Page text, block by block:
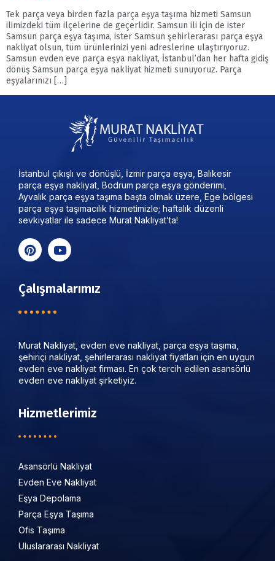
Tek parça veya birden fazla parça eşya taşıma hizmeti Samsun
ilimizdeki tüm ilçelerine de geçerlidir. Samsun ili için de ister
Samsun parça eşya taşıma, ister Samsun şehirlerarası parça eşya
nakliyat olsun, tüm ürünlerinizi yeni adreslerine ulaştırıyoruz.
Samsun evden eve parça eşya nakliyat, İstanbul’dan her hafta gidiş
dönüş Samsun parça eşya nakliyat hizmeti sunuyoruz. Parça
eşyalarınızı […]
İstanbul çıkışlı ve dönüşlü, İzmir parça eşya, Balıkesir
parça eşya nakliyat, Bodrum parça eşya gönderimi,
Ayvalık parça eşya taşıma başta olmak üzere, Ege bölgesi
parça eşya taşımacılık hizmetimizle; haftalık düzenli
sevkiyatlar ile sadece Murat Nakliyat’ta!
Çalışmalarımız
Murat Nakliyat, evden eve nakliyat, parça eşya taşıma,
şehiriçi nakliyat, şehirlerarası nakliyat fiyatları için en uygun
evden eve nakliyat firması. En çok tercih edilen asansörlü
evden eve nakliyat şirketiyiz.
Hizmetlerimiz
Asansörlü Nakliyat
Evden Eve Nakliyat
Eşya Depolama
Parça Eşya Taşıma
Ofis Taşıma
Uluslararası Nakliyat